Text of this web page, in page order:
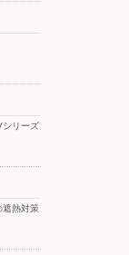
シリーズ
遮熱対策